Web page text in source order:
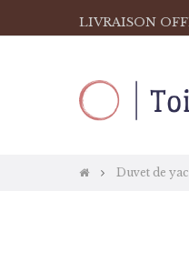
LIVRAISON
Duvet de